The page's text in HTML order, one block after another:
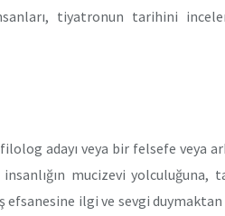
tiyatronun tarihini
adayı veya bir felsefe veya
mucizevi yolculuğuna,
efsanesine ilgi ve sevgi